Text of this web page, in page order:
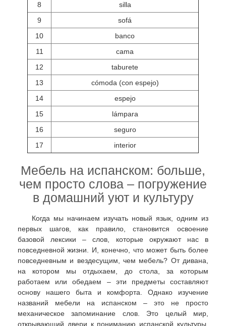
8
silla
9
sofá
10
banco
11
cama
12
taburete
13
cómoda (con espejo)
14
espejo
15
lámpara
16
seguro
17
interior
Мебель на испанском: больше,
чем просто слова – погружение
в домашний уют и культуру
Когда мы начинаем изучать новый язык, одним из
первых шагов, как правило, становится освоение
базовой лексики – слов, которые окружают нас в
повседневной жизни. И, конечно, что может быть более
повседневным и вездесущим, чем мебель? От дивана,
на котором мы отдыхаем, до стола, за которым
работаем или обедаем – эти предметы составляют
основу нашего быта и комфорта. Однако изучение
названий мебели на испанском – это не просто
механическое запоминание слов. Это целый мир,
открывающий двери к пониманию испанской культуры,